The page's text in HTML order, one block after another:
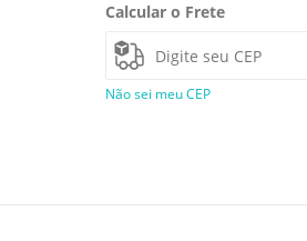
Calcular o Frete
Não sei meu CEP